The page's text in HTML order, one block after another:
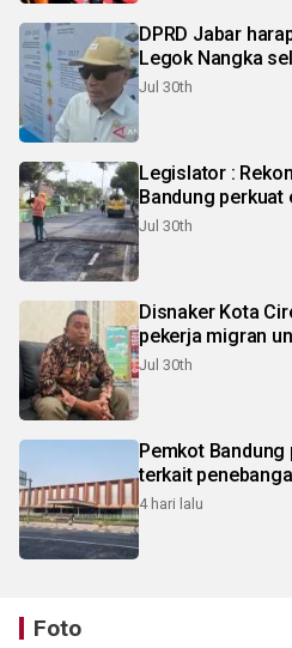
DPRD Jabar
Legok Nangka
Jul 30th
Legislator : Rekonstruksi Jalan Soreang-
Bandung perkuat
Jul 30th
Disnaker Kota
pekerja migran
Jul 30th
Pemkot
terkait
4 hari lalu
Foto